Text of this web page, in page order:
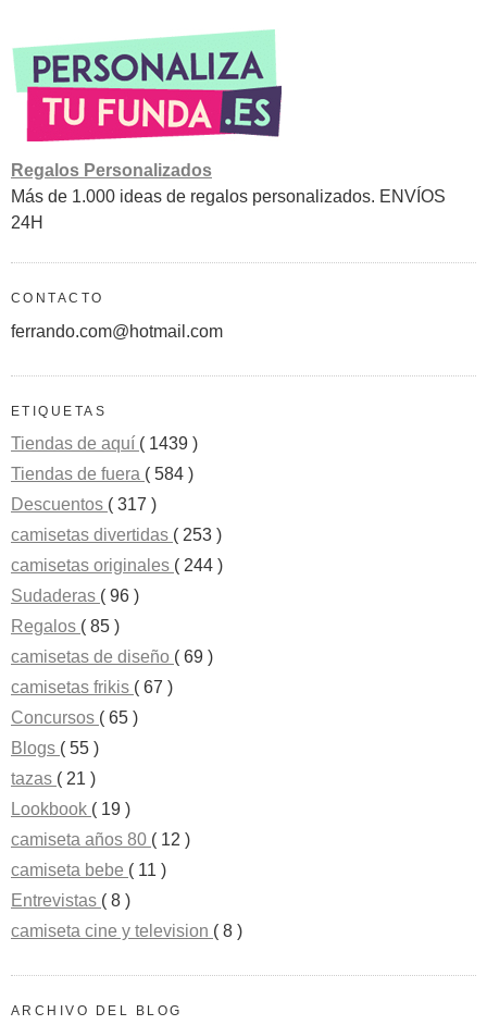
Regalos Personalizados
Más de 1.000 ideas de regalos personalizados. ENVÍOS
24H
CONTACTO
ferrando.com@hotmail.com
ETIQUETAS
Tiendas de aquí ( 1439 )
Tiendas de fuera ( 584 )
Descuentos ( 317 )
camisetas divertidas ( 253 )
camisetas originales ( 244 )
Sudaderas ( 96 )
Regalos ( 85 )
camisetas de diseño ( 69 )
camisetas frikis ( 67 )
Concursos ( 65 )
Blogs ( 55 )
tazas ( 21 )
Lookbook ( 19 )
camiseta años 80 ( 12 )
camiseta bebe ( 11 )
Entrevistas ( 8 )
camiseta cine y television ( 8 )
ARCHIVO DEL BLOG